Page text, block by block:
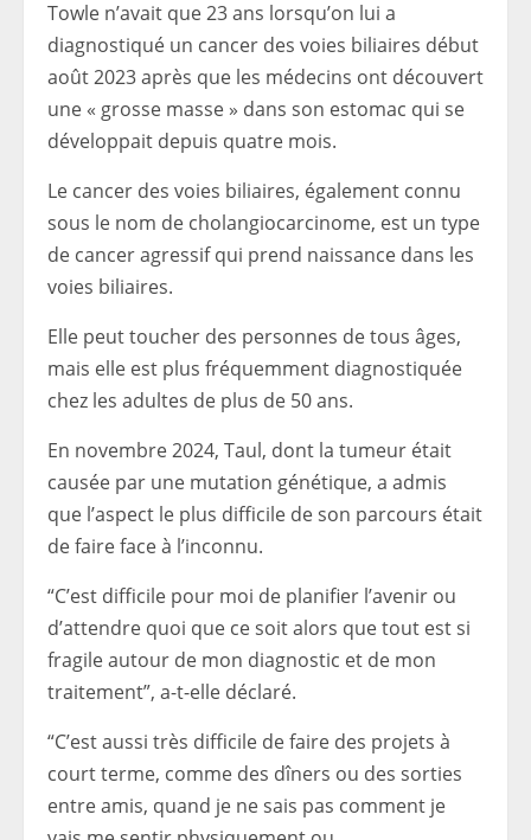
Towle n’avait que 23 ans lorsqu’on lui a
diagnostiqué un cancer des voies biliaires début
août 2023 après que les médecins ont découvert
une « grosse masse » dans son estomac qui se
développait depuis quatre mois.
Le cancer des voies biliaires, également connu
sous le nom de cholangiocarcinome, est un type
de cancer agressif qui prend naissance dans les
voies biliaires.
Elle peut toucher des personnes de tous âges,
mais elle est plus fréquemment diagnostiquée
chez les adultes de plus de 50 ans.
En novembre 2024, Taul, dont la tumeur était
causée par une mutation génétique, a admis
que l’aspect le plus difficile de son parcours était
de faire face à l’inconnu.
“C’est difficile pour moi de planifier l’avenir ou
d’attendre quoi que ce soit alors que tout est si
fragile autour de mon diagnostic et de mon
traitement”, a-t-elle déclaré.
“C’est aussi très difficile de faire des projets à
court terme, comme des dîners ou des sorties
entre amis, quand je ne sais pas comment je